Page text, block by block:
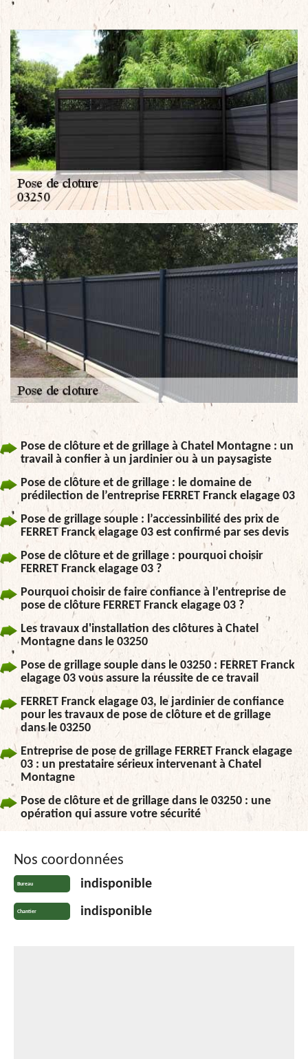
Pose de clôture et de grillage à Chatel Montagne : un
travail à confier à un jardinier ou à un paysagiste
Pose de clôture et de grillage : le domaine de
prédilection de l’entreprise FERRET Franck elagage 03
Pose de grillage souple : l’accessinbilité des prix de
FERRET Franck elagage 03 est confirmé par ses devis
Pose de clôture et de grillage : pourquoi choisir
FERRET Franck elagage 03 ?
Pourquoi choisir de faire confiance à l’entreprise de
pose de clôture FERRET Franck elagage 03 ?
Les travaux d'installation des clôtures à Chatel
Montagne dans le 03250
Pose de grillage souple dans le 03250 : FERRET Franck
elagage 03 vous assure la réussite de ce travail
FERRET Franck elagage 03, le jardinier de confiance
pour les travaux de pose de clôture et de grillage
dans le 03250
Entreprise de pose de grillage FERRET Franck elagage
03 : un prestataire sérieux intervenant à Chatel
Montagne
Pose de clôture et de grillage dans le 03250 : une
opération qui assure votre sécurité
Nos coordonnées
Bureau indisponible
Chantier indisponible